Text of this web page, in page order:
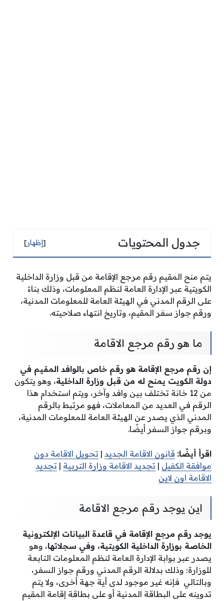
جدول المحتويات [إظهار]
يتم منح المقيم رقم مرجع الإقامة من قبل وزارة الداخلية
الكويتية عبر الإدارة العامة لنظم المعلومات، وذلك بناءً
على الرقم المدني في الهيئة العامة للمعلومات المدنية،
ورقم جواز سفر المقيم، وتاريخ انتهاء صلاحيته.
ما هو رقم مرجع الاقامة
إن رقم مرجع الإقامة هو رقم خاص بالوافد المقيم في
دولة الكويت يمنح له من قبل وزارة الداخلية، وهو يتكون
من 12 خانة تختلف بين وافد وآخر، ويتم استخدام هذا
الرقم في العديد من المعاملات، فهو مرتبط بالرقم
المدني الذي يصدر عن الهيئة العامة للمعلومات المدنية،
وبرقم جواز السفر أيضًا.
اقرأ أيضًا: قانون الاقامة الجديد | تحويل الاقامة دون
موافقة الكفيل | تجديد الاقامة وزارة التربية | تجديد
الاقامة اون لاين
اين يوجد رقم مرجع الاقامة
يوجد رقم مرجع الإقامة في قاعدة البيانات الإلكترونية
الخاصة بوزارة الداخلية الكويتية، وفي سجلاتها، وهو
يصدر عبر بوابة الإدارة العامة لنظم المعلومات التابعة
للوزارة؛ وذلك بدلالة الرقم المدني ورقم جواز السفر،
وبالتالي فإنه غير موجود لدى أية جهة أخرى، ولا يتم
تدوينه على البطاقة المدنية أو على بطاقة إقامة المقيم